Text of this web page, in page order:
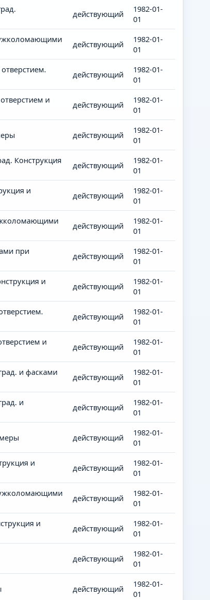
действующий
1982-01-
01
действующий
1982-01-
01
действующий
1982-01-
01
и
действующий
1982-01-
01
действующий
1982-01-
01
Конструкция
действующий
1982-01-
01
и
действующий
1982-01-
01
действующий
1982-01-
01
при
действующий
1982-01-
01
и
действующий
1982-01-
01
действующий
1982-01-
01
и
действующий
1982-01-
01
и фасками
действующий
1982-01-
01
и
действующий
1982-01-
01
действующий
1982-01-
01
и
действующий
1982-01-
01
действующий
1982-01-
01
и
действующий
1982-01-
01
действующий
1982-01-
01
действующий
1982-01-
01